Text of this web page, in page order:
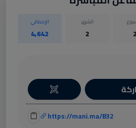
2
الشهر
2
الإجمالي
4,642
https://mani.ma/B32